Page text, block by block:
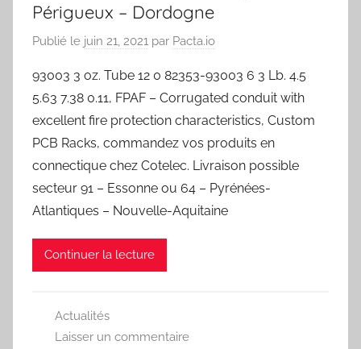
Périgueux – Dordogne
Publié le juin 21, 2021 par Pacta.io
93003 3 oz. Tube 12 0 82353-93003 6 3 Lb. 4.5
5.63 7.38 0.11, FPAF – Corrugated conduit with
excellent fire protection characteristics, Custom
PCB Racks, commandez vos produits en
connectique chez Cotelec. Livraison possible
secteur 91 – Essonne ou 64 – Pyrénées-
Atlantiques – Nouvelle-Aquitaine
Continuer la lecture
Actualités
Laisser un commentaire